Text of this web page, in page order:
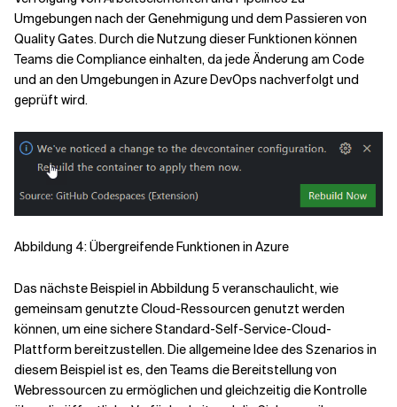
Umgebungen nach der Genehmigung und dem Passieren von
Quality Gates. Durch die Nutzung dieser Funktionen können
Teams die Compliance einhalten, da jede Änderung am Code
und an den Umgebungen in Azure DevOps nachverfolgt und
geprüft wird.
Abbildung 4: Übergreifende Funktionen in Azure
Das nächste Beispiel in Abbildung 5 veranschaulicht, wie
gemeinsam genutzte Cloud-Ressourcen genutzt werden
können, um eine sichere Standard-Self-Service-Cloud-
Plattform bereitzustellen. Die allgemeine Idee des Szenarios in
diesem Beispiel ist es, den Teams die Bereitstellung von
Webressourcen zu ermöglichen und gleichzeitig die Kontrolle